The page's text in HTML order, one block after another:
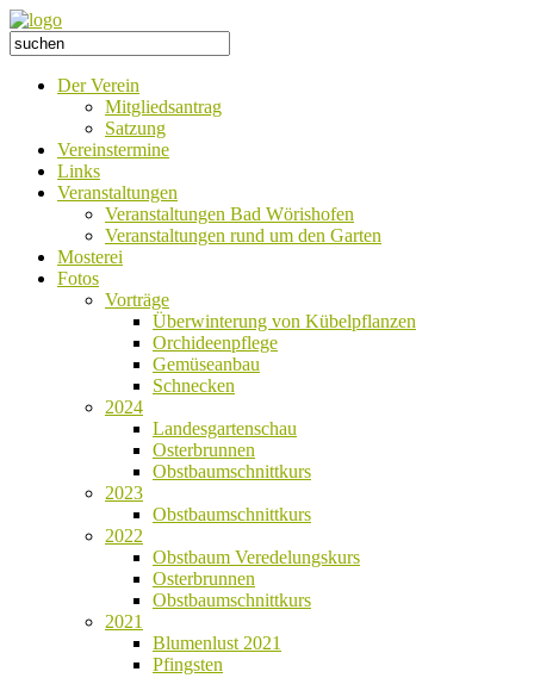
Der Verein
Mitgliedsantrag
Satzung
Vereinstermine
Links
Veranstaltungen
Veranstaltungen Bad Wörishofen
Veranstaltungen rund um den Garten
Mosterei
Fotos
Vorträge
Überwinterung von Kübelpflanzen
Orchideenpflege
Gemüseanbau
Schnecken
2024
Landesgartenschau
Osterbrunnen
Obstbaumschnittkurs
2023
Obstbaumschnittkurs
2022
Obstbaum Veredelungskurs
Osterbrunnen
Obstbaumschnittkurs
2021
Blumenlust 2021
Pfingsten